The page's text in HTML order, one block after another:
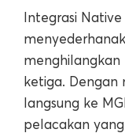
Integrasi
ketiga. Dengan
langsung ke
pelacakan